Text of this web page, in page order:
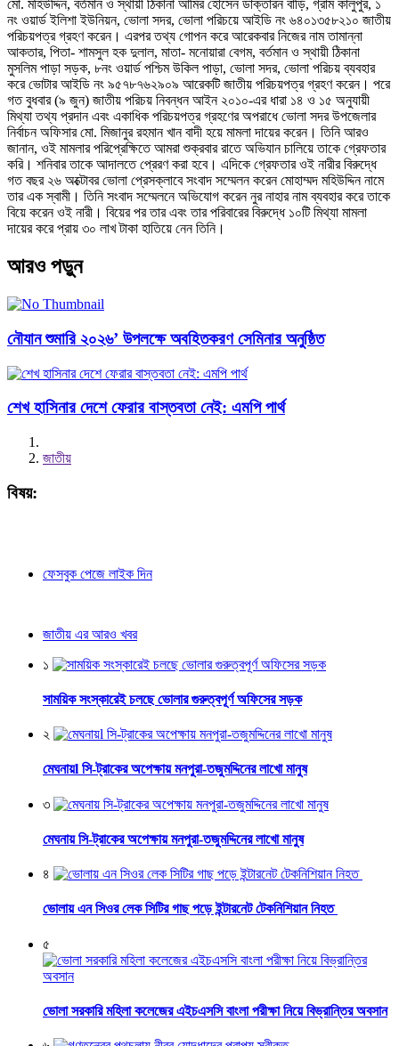
মো. মহিউদ্দিন, বর্তমান ও স্থায়ী ঠিকানা আমির হোসেন ডাক্তারন বাড়ি, গ্রাম কালুপুর, ১
নং ওয়ার্ড ইলিশা ইউনিয়ন, ভোলা সদর, ভোলা পরিচয়ে আইডি নং ৬৪০১৩৫৮২১০ জাতীয়
পরিচয়পত্র গ্রহণ করেন। এরপর তথ্য গোপন করে আরেকবার নিজের নাম তামান্না
আকতার, পিতা- শামসুল হক দুলাল, মাতা- মনোয়ারা বেগম, বর্তমান ও স্থায়ী ঠিকানা
মুসলিম পাড়া সড়ক, ৮নং ওয়ার্ড পশ্চিম উকিল পাড়া, ভোলা সদর, ভোলা পরিচয় ব্যবহার
করে ভোটার আইডি নং ৯৫৭৮৭৬২৯০৯ আরেকটি জাতীয় পরিচয়পত্র গ্রহণ করেন। পরে
গত বুধবার (৯ জুন) জাতীয় পরিচয় নিবন্ধন আইন ২০১০-এর ধারা ১৪ ও ১৫ অনুযায়ী
মিথ্যা তথ্য প্রদান এবং একাধিক পরিচয়পত্র গ্রহণের অপরাধে ভোলা সদর উপজেলার
নির্বাচন অফিসার মো. মিজানুর রহমান খান বাদী হয়ে মামলা দায়ের করেন। তিনি আরও
জানান, ওই মামলার পরিপ্রেক্ষিতে আমরা শুক্রবার রাতে অভিযান চালিয়ে তাকে গ্রেফতার
করি। শনিবার তাকে আদালতে প্রেরণ করা হবে। এদিকে গ্রেফতার ওই নারীর বিরুদ্ধে
গত বছর ২৬ অক্টোবর ভোলা প্রেসক্লাবে সংবাদ সম্মেলন করেন মোহাম্মদ মহিউদ্দিন নামে
তার এক স্বামী। তিনি সংবাদ সম্মেলনে অভিযোগ করেন নুর নাহার নাম ব্যবহার করে তাকে
বিয়ে করেন ওই নারী। বিয়ের পর তার এবং তার পরিবারের বিরুদ্ধে ১০টি মিথ্যা মামলা
দায়ের করে প্রায় ৩০ লাখ টাকা হাতিয়ে নেন তিনি।
আরও পড়ুন
নৌযান শুমারি ২০২৬’ উপলক্ষে অবহিতকরণ সেমিনার অনুষ্ঠিত
শেখ হাসিনার দেশে ফেরার বাস্তবতা নেই: এমপি পার্থ
জাতীয়
বিষয়:
ফেসবুক পেজে লাইক দিন
জাতীয় এর আরও খবর
১
সাময়িক সংস্কারেই চলছে ভোলার গুরুত্বপূর্ণ অফিসের সড়ক
২
মেঘনায়l সি-ট্রাকের অপেক্ষায় মনপুরা-তজুমদ্দিনের লাখো মানুষ
৩
মেঘনায় সি-ট্রাকের অপেক্ষায় মনপুরা-তজুমদ্দিনের লাখো মানুষ
৪
ভোলায় এন সিওর লেক সিটির গাছ পড়ে ইন্টারনেট টেকনিশিয়ান নিহত
৫
ভোলা সরকারি মহিলা কলেজের এইচএসসি বাংলা পরীক্ষা নিয়ে বিভ্রান্তির অবসান